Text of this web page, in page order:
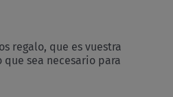
regalo, que es vuestra
sea necesario para